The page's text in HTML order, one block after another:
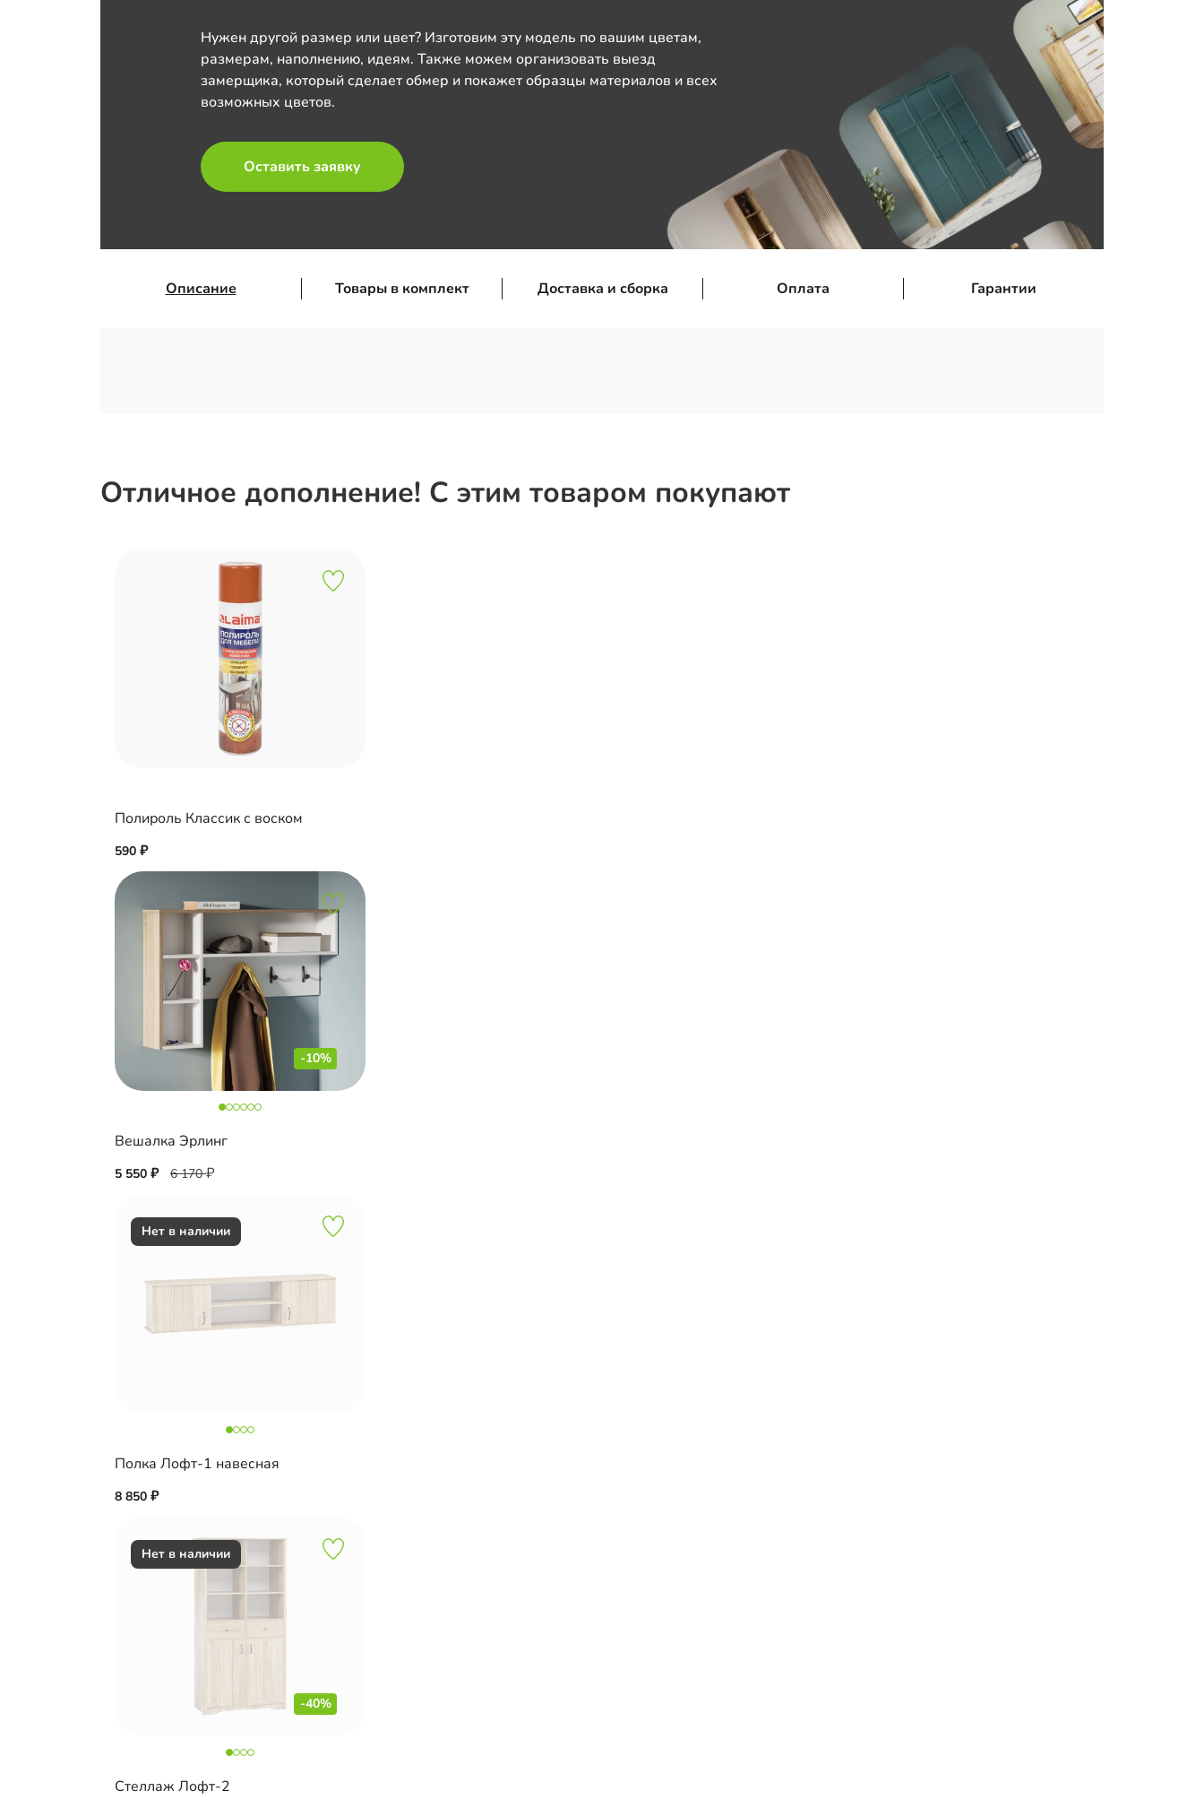
Нужен другой размер или цвет? Изготовим эту модель по вашим цветам,
размерам, наполнению, идеям. Также можем организовать выезд
замерщика, который сделает обмер и покажет образцы материалов и всех
возможных цветов.
Оставить заявку
Описание Товары в комплект Доставка и сборка Оплата Гарантии
Отличное дополнение! С этим товаром покупают
Полироль Классик с воском
590
-10%
Вешалка Эрлинг
5 550 6 170
Полка Лофт-1 навесная
8 850
-40%
Стеллаж Лофт-2